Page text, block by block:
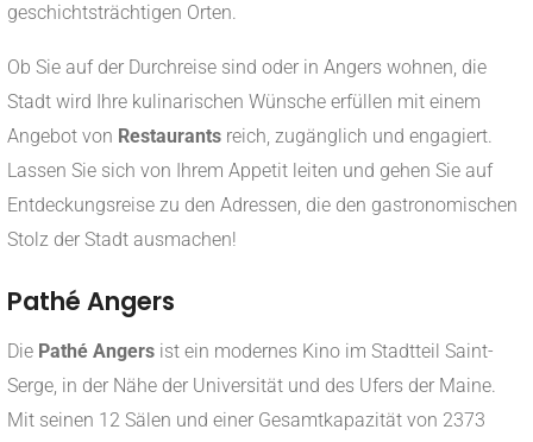
geschichtsträchtigen Orten.
Ob Sie auf der Durchreise sind oder in Angers wohnen, die
Stadt wird Ihre kulinarischen Wünsche erfüllen mit einem
Angebot von Restaurants reich, zugänglich und engagiert.
Lassen Sie sich von Ihrem Appetit leiten und gehen Sie auf
Entdeckungsreise zu den Adressen, die den gastronomischen
Stolz der Stadt ausmachen!
Pathé Angers
Die Pathé Angers ist ein modernes Kino im Stadtteil Saint-
Serge, in der Nähe der Universität und des Ufers der Maine.
Mit seinen 12 Sälen und einer Gesamtkapazität von 2373